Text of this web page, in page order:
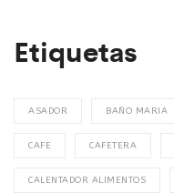
Etiquetas
ASADOR BAÑO MARIA
CAFE CAFETERA
CALENTADOR ALIMENTOS